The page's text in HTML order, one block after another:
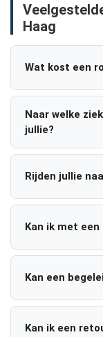
Haag
Wat kost een
Naar welke
jullie?
Rijden jullie
Kan ik met
Kan een
Kan ik een